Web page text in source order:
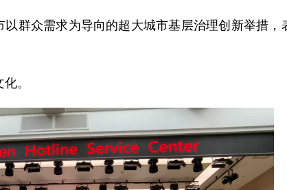
群众需求为导向的超大城市基层治理创新举措，
。